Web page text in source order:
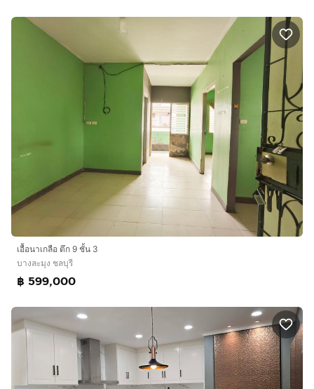
เอื้อนาเกลือ ตึก 9 ชั้น 3
บางละมุง ชลบุรี
฿ 599,000